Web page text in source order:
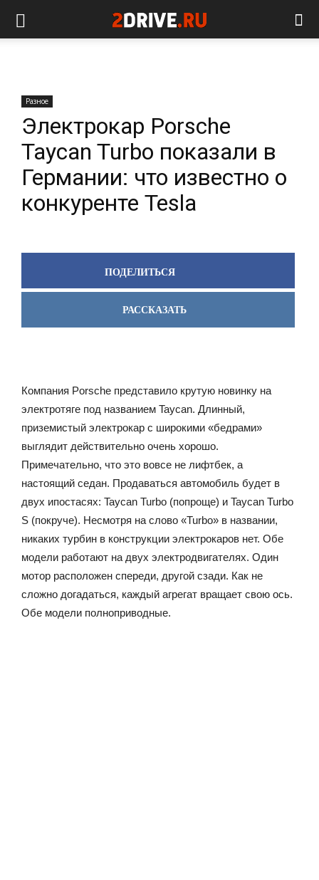
Разное
Электрокар Porsche
Taycan Turbo показали в
Германии: что известно о
конкуренте Tesla
ПОДЕЛИТЬСЯ
РАССКАЗАТЬ
Компания Porsche представило крутую новинку на
электротяге под названием Taycan. Длинный,
приземистый электрокар с широкими «бедрами»
выглядит действительно очень хорошо.
Примечательно, что это вовсе не лифтбек, а
настоящий седан. Продаваться автомобиль будет в
двух ипостасях: Taycan Turbo (попроще) и Taycan Turbo
S (покруче). Несмотря на слово «Turbo» в названии,
никаких турбин в конструкции электрокаров нет. Обе
модели работают на двух электродвигателях. Один
мотор расположен спереди, другой сзади. Как не
сложно догадаться, каждый агрегат вращает свою ось.
Обе модели полноприводные.